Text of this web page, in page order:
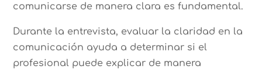
comunicarse de manera clara es fundamental.
Durante la entrevista, evaluar la claridad en la
comunicación ayuda a determinar si el
profesional puede explicar de manera